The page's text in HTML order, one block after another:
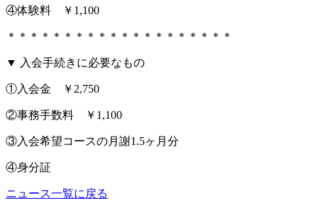
④体験料 ￥1,100
＊＊＊＊＊＊＊＊＊＊＊＊＊＊＊＊＊＊＊＊
▼ 入会手続きに必要なもの
①入会金 ￥2,750
②事務手数料 ￥1,100
③入会希望コースの月謝1.5ヶ月分
④身分証
ニュース一覧に戻る